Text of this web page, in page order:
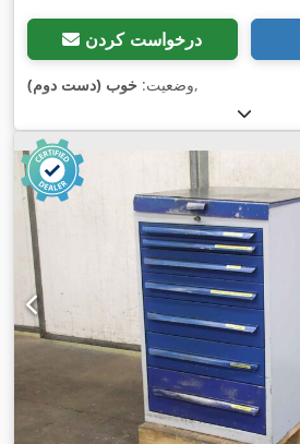
درخواست کردن
وضعیت: خوب (دست دوم) ,